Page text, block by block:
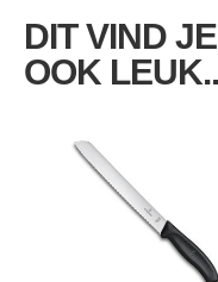
DIT VIND
OOK